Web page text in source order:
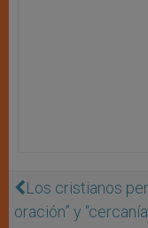
Los cristianos
oración” y